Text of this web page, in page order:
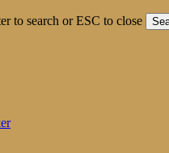
to search or ESC to close